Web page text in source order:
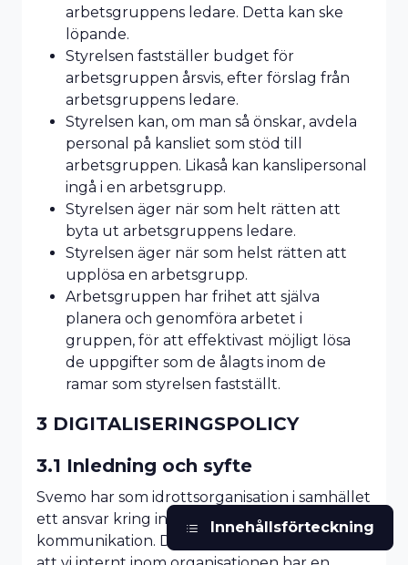
arbetsgruppens ledare. Detta kan ske
löpande.
Styrelsen fastställer budget för
arbetsgruppen årsvis, efter förslag från
arbetsgruppens ledare.
Styrelsen kan, om man så önskar, avdela
personal på kansliet som stöd till
arbetsgruppen. Likaså kan kanslipersonal
ingå i en arbetsgrupp.
Styrelsen äger när som helt rätten att
byta ut arbetsgruppens ledare.
Styrelsen äger när som helst rätten att
upplösa en arbetsgrupp.
Arbetsgruppen har frihet att själva
planera och genomföra arbetet i
gruppen, för att effektivast möjligt lösa
de uppgifter som de ålagts inom de
ramar som styrelsen fastställt.
3 DIGITALISERINGSPOLICY
3.1 Inledning och syfte
Svemo har som idrottsorganisation i samhället
ett ansvar kring information och
kommunikation. Det är därför av största vikt
Innehållsförteckning